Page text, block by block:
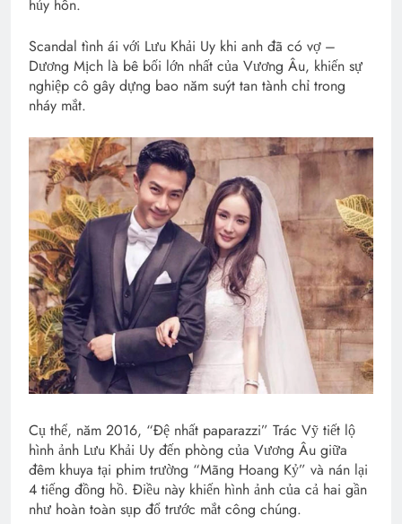
hủy hôn.
Scandal tình ái với Lưu Khải Uy khi anh đã có vợ –
Dương Mịch là bê bối lớn nhất của Vương Âu, khiến sự
nghiệp cô gây dựng bao năm suýt tan tành chỉ trong
nháy mắt.
Cụ thể, năm 2016, “Đệ nhất paparazzi” Trác Vỹ tiết lộ
hình ảnh Lưu Khải Uy đến phòng của Vương Âu giữa
đêm khuya tại phim trường “Mãng Hoang Kỷ” và nán lại
4 tiếng đồng hồ. Điều này khiến hình ảnh của cả hai gần
như hoàn toàn sụp đổ trước mắt công chúng.